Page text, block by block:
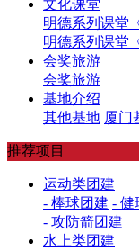
文化课堂
明德系列课堂
明德系列课堂
会奖旅游
会奖旅游
基地介绍
其他基地 厦门
推荐项目
运动类团建
- 棒球团建 - 健
- 攻防箭团建
水上类团建